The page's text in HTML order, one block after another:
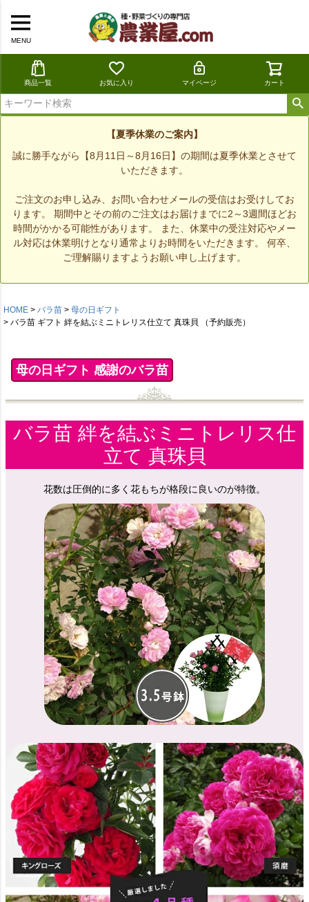
MENU
商品一覧 お気に入り マイページ カート
【夏季休業のご案内】
誠に勝手ながら【8月11日～8月16日】の期間は夏季休業とさせて
いただきます。
ご注文のお申し込み、お問い合わせメールの受信はお受けしてお
ります。 期間中とその前のご注文はお届けまでに2～3週間ほどお
時間がかかる可能性があります。 また、休業中の受注対応やメー
ル対応は休業明けとなり通常よりお時間をいただきます。 何卒、
ご理解賜りますようお願い申し上げます。
HOME バラ苗
母の日ギフト
バラ苗 ギフト 絆を結ぶミニトレリス仕立て 真珠貝 （予約販売）
母の日ギフト 感謝のバラ苗
バラ苗 絆を結ぶミニトレリス仕
立て 真珠貝
花数は圧倒的に多く花もちが格段に良いのが特徴。